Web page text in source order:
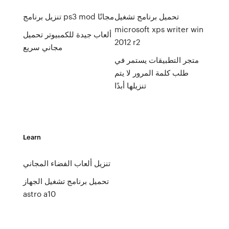
تنزيل برنامج ps3 mod مجانًا
ألعاب جيدة للكمبيوتر تحميل
مجاني سريع
تحميل برنامج تشغيل
microsoft xps writer win
2012 r2
متجر التطبيقات يستمر في
طلب كلمة المرور لا يتم
تنزيلها أبدًا
Learn
تنزيل ألعاب الفضاء المجاني
تحميل برنامج تشغيل الجهاز
astro a10